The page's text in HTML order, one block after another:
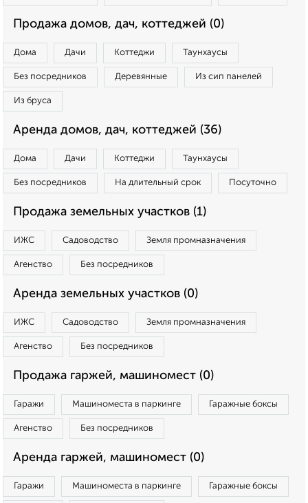
Продажа домов, дач, коттеджей (0)
Дома Дачи Коттеджи Таунхаусы
Без посредников Деревянные Из сип панелей
Из бруса
Аренда домов, дач, коттеджей (36)
Дома Дачи Коттеджи Таунхаусы
Без посредников На длительный срок Посуточно
Продажа земельных участков (1)
ИЖС Садоводство Земля промназначения
Агенство Без посредников
Аренда земельных участков (0)
ИЖС Садоводство Земля промназначения
Агенство Без посредников
Продажа гаржей, машиномест (0)
Гаражи Машиноместа в паркинге Гаражные боксы
Агенство Без посредников
Аренда гаржей, машиномест (0)
Гаражи Машиноместа в паркинге Гаражные боксы